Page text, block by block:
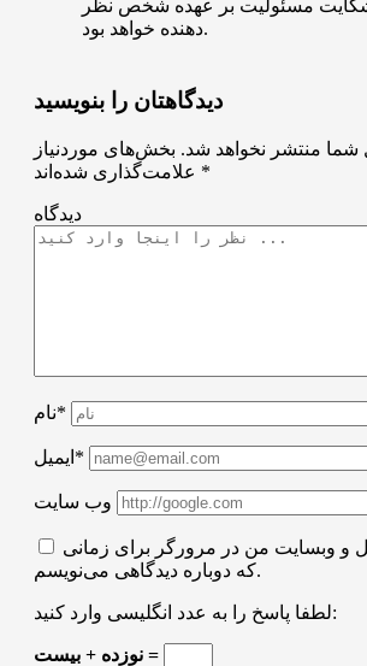
مسئولیت بر عهده شخص نظر
دهنده خواهد بود.
دیدگاهتان را بنویسید
شما منتشر نخواهد شد. بخش‌های موردنیاز
*
دیدگاه
نام*
ایمیل*
وب سایت
و وبسایت من در مرورگر برای زمانی
که دوباره دیدگاهی می‌نویسم.
لطفا پاسخ را به عدد انگلیسی وارد کنید:
نوزده + بیست =